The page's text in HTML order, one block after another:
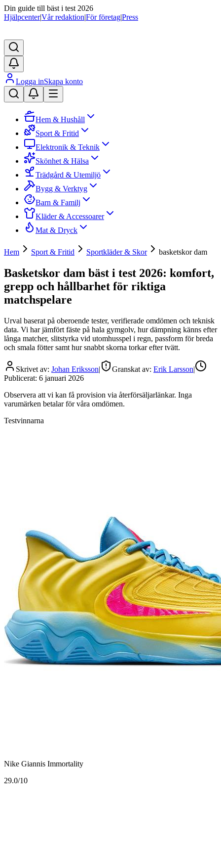
Din guide till bäst i test 2026
Hjälpcenter|Vår redaktion|För företag|Press
Logga inSkapa konto
Hem & Hushåll
Sport & Fritid
Elektronik & Teknik
Skönhet & Hälsa
Trädgård & Utemiljö
Bygg & Verktyg
Barn & Familj
Kläder & Accessoarer
Mat & Dryck
Hem Sport & Fritid Sportkläder & Skor basketskor dam
Basketskor dam bäst i test 2026: komfort,
grepp och hållbarhet för riktiga
matchspelare
Urval baserat på oberoende tester, verifierade omdömen och teknisk
data. Vi har jämfört fäste på hala gymgolv, hur dämpning känns efter
långa matcher, slitstyrka vid utomhusspel i regn, passform för breda
och smala fötter samt hur snabbt skorna torkar efter tvätt.
Skrivet av: Johan Eriksson| Granskat av: Erik Larsson|
Publicerat: 6 januari 2026
Observera att vi kan få provision via återförsäljarlänkar. Inga
varumärken betalar för våra omdömen.
Testvinnarna
Nike Giannis Immortality
29.0/10